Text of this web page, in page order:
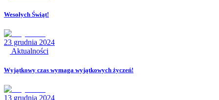
Wesołych Świąt!
23 grudnia 2024
Aktualności
Wyjątkowy czas wymaga wyjątkowych życzeń!
13 grudnia 2024